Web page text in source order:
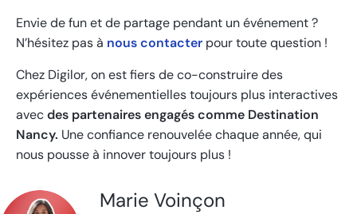
Envie de fun et de partage pendant un événement ?
N’hésitez pas à nous contacter pour toute question !
Chez Digilor, on est fiers de co-construire des
expériences événementielles toujours plus interactives
avecdes partenaires engagés comme Destination
Nancy. Une confiance renouvelée chaque année, qui
nous pousse à innover toujours plus !
Marie Voinçon